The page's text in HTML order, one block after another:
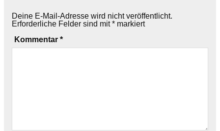
Deine E-Mail-Adresse wird nicht veröffentlicht.
Erforderliche Felder sind mit* markiert
Kommentar *